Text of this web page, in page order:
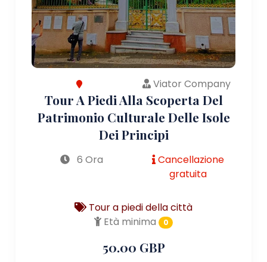
Viator Company
Tour A Piedi Alla Scoperta Del
Patrimonio Culturale Delle Isole
Dei Principi
6 Ora
Cancellazione
gratuita
Tour a piedi della città
Età minima
0
50.00 GBP